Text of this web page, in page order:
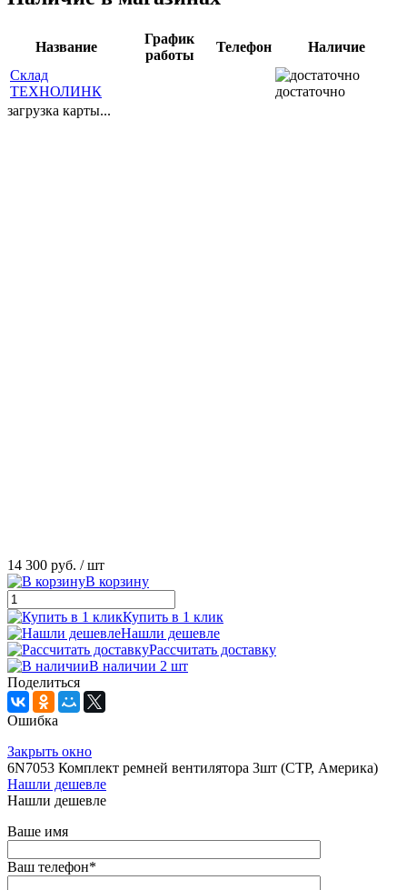
Название
График
работы
Телефон
Наличие
Склад
ТЕХНОЛИНК
достаточно
загрузка карты...
14 300 руб. / шт
В корзину
Купить в 1 клик
Нашли дешевле
Рассчитать доставку
В наличии 2 шт
Поделиться
Ошибка
Закрыть окно
6N7053 Комплект ремней вентилятора 3шт (CTP, Америка)
Нашли дешевле
Нашли дешевле
Ваше имя
Ваш телефон*